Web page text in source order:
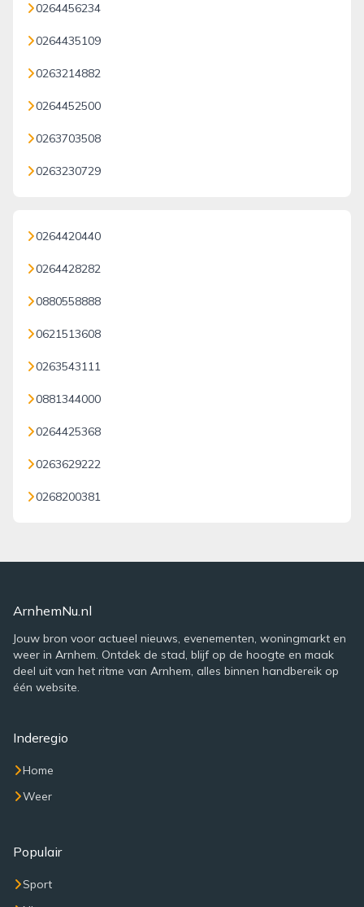
0264456234
0264435109
0263214882
0264452500
0263703508
0263230729
0264420440
0264428282
0880558888
0621513608
0263543111
0881344000
0264425368
0263629222
0268200381
ArnhemNu.nl
Jouw bron voor actueel nieuws, evenementen, woningmarkt en
weer in Arnhem. Ontdek de stad, blijf op de hoogte en maak
deel uit van het ritme van Arnhem, alles binnen handbereik op
één website.
Inderegio
Home
Weer
Populair
Sport